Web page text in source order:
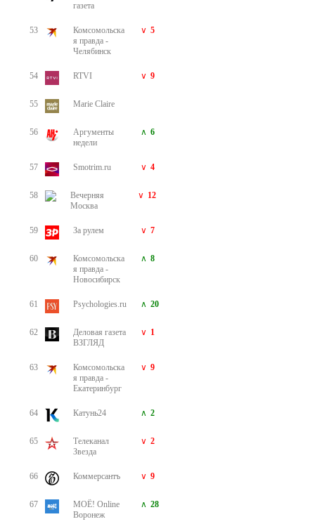
газета
53
Комсомольска
я правда -
Челябинск
5
54 RTVI 9
55 Marie Claire
56
Аргументы
недели
6
57 Smotrim.ru 4
58
Вечерняя
Москва
12
59 За рулем 7
60
Комсомольска
я правда -
Новосибирск
8
61 Psychologies.ru 20
62
Деловая газета
ВЗГЛЯД
1
63
Комсомольска
я правда -
Екатеринбург
9
64 Катунь24 2
65
Телеканал
Звезда
2
66 Коммерсантъ 9
67
МОЁ! Оnline
Воронеж
28